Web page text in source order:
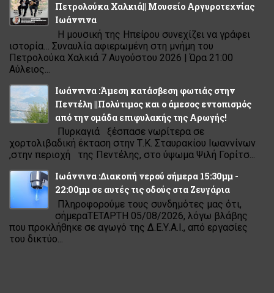
Πετρολούκα Χαλκιά|| Μουσείο Αργυροτεχνίας
Ιωάννινα
Η μουσική της Ηπείρου συνεχίζει να γράφει
ιστορία… Συναυλία αφιερωμένη στη μνήμη του
Πετρολούκα Χαλκιά 7 Αυγούστου 2026 | Ώρα 21:00
Αύλειος...
Ιωάννινα :Άμεση κατάσβεση φωτιάς στην
Πεντέλη ||Πολύτιμος και ο άμεσος εντοπισμός
από την ομάδα επιφυλακής της Αρωγής!
Πυρκαγιά ξέσπασε νωρίτερα σε
χορτολιβαδική έκταση στην Τ.Κ. Σταυρακίου Ιωαννίνων
,στην περιοχή της Πεντέλης, στο ύψωμα Ψιλή Γορίτσ...
Ιωάννινα :Διακοπή νερού σήμερα 15:30μμ -
22:00μμ σε αυτές τις οδούς στα Ζευγάρια
Πληροφορούμε τους συνδημότες μας ότι,
σήμεραΤΕΤΑΡΤΗ 05/08/2026, λόγω βλάβης
που προκλήθηκε σε αγωγό της Δ.Ε.Υ.Α.Ι., από εργασίες
του δικτύο...